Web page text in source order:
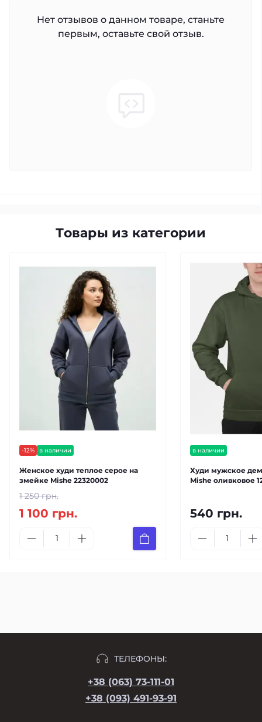
Нет отзывов о данном товаре, станьте
первым, оставьте свой отзыв.
Товары из категории
-12% в наличии
Женское худи теплое серое на
змейке Mishe 22320002
1 250 грн.
1 100 грн.
в наличии
Худи мужское
Mishe оливковое
540 грн.
ТЕЛЕФОНЫ:
+38 (063) 73-111-01
+38 (093) 491-93-91